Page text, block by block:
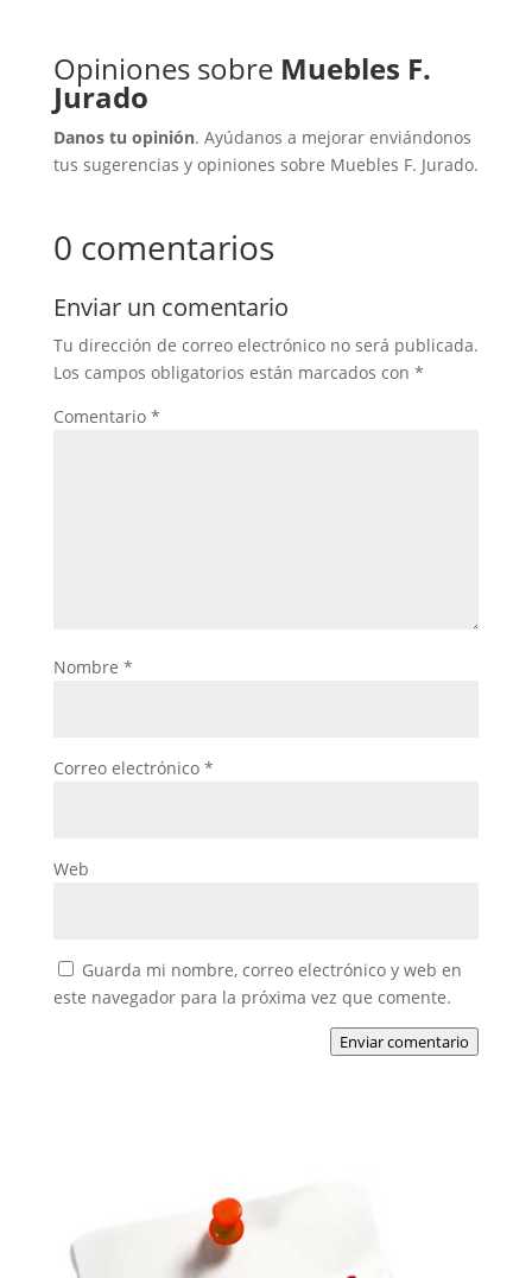
Opiniones sobre Muebles F.
Jurado
Danos tu opinión. Ayúdanos a mejorar enviándonos
tus sugerencias y opiniones sobre Muebles F. Jurado.
0 comentarios
Enviar un comentario
Tu dirección de correo electrónico no será publicada.
Los campos obligatorios están marcados con *
Comentario *
Nombre *
Correo electrónico *
Web
Guarda mi nombre, correo electrónico y web en
este navegador para la próxima vez que comente.
Enviar comentario